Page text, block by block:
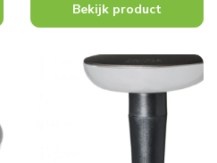
Bekijk product